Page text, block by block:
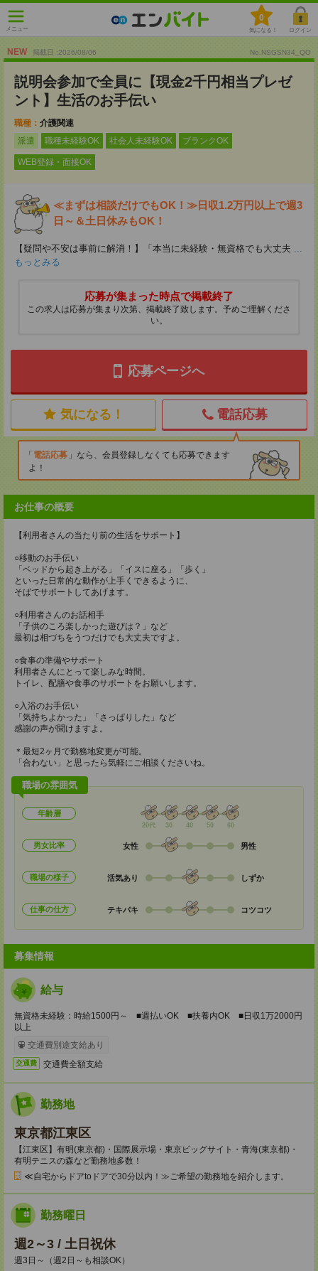
メニュー
0
気になる！ ログイン
NEW 掲載日 :2026/08/06 No.NSGSN34_QO
説明会参加で全員に【現金2千円相当プレゼ
ント】生活のお手伝い
職種： 介護関連
派遣
職種未経験OK 社会人未経験OK ブランクOK
WEB登録・面接OK
≪まずは相談だけでもOK！≫日収1.2万円以上で週3
日～＆土日休みもOK！
【疑問や不安は事前に解消！】「本当に未経験・無資格でも大丈夫 ...
もっとみる
応募が集まった時点で掲載終了
この求人は応募が集まり次第、掲載終了致します。予めご理解くださ
い。
応募ページへ
気になる！ 電話応募
電話応募
なら、会員登録しなくても応募できます
よ！
お仕事の概要
【利用者さんの当たり前の生活をサポート】
○移動のお手伝い
「ベッドから起き上がる」「イスに座る」「歩く」
といった日常的な動作が上手くできるように、
そばでサポートしてあげます。
○利用者さんのお話相手
「子供のころ楽しかった遊びは？」など
最初は相づちをうつだけでも大丈夫ですよ。
○食事の準備やサポート
利用者さんにとって楽しみな時間。
トイレ、配膳や食事のサポートをお願いします。
○入浴のお手伝い
「気持ちよかった」「さっぱりした」など
感謝の声が聞けますよ。
＊最短2ヶ月で勤務地変更が可能。
「合わない」と思ったら気軽にご相談くださいね。
職場の雰囲気
年齢層
20代 30 40 50 60
男女比率 女性 男性
職場の様子 活気あり しずか
仕事の仕方 テキパキ コツコツ
募集情報
給与
無資格未経験：時給1500円～ ■週払いOK ■扶養内OK ■日収1万2000円
以上
交通費別途支給あり
交通費 交通費全額支給
勤務地
東京都江東区
【江東区】有明(東京都)・国際展示場・東京ビッグサイト・青海(東京都)・
有明テニスの森など勤務地多数！
≪自宅からドアtoドアで30分以内！≫ご希望の勤務地を紹介します。
勤務曜日
週2～3 / 土日祝休
週3日～（週2日～も相談OK）